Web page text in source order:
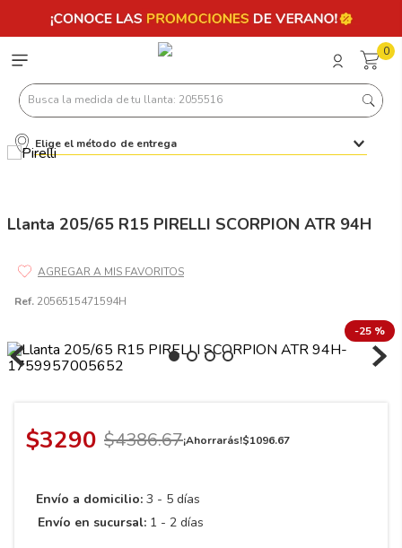
0
Busca la medida de tu llanta: 2055516
Elige el método de entrega
Llanta 205/65 R15 PIRELLI SCORPION ATR 94H
Ref. 2056515471594H
-25 %
$3290 $4386.67¡Ahorrarás!$1096.67
Envío a domicilio: 3 - 5 días
Envío en sucursal: 1 - 2 días
Términos más buscados
265